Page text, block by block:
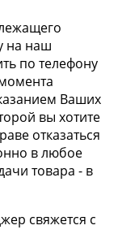
на наш
по телефону
Ваших
вы хотите
отказаться
в любое
товара - в
свяжется с